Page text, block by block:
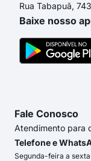
Rua Tabapuã,
Baixe nosso
Fale Conosco
Atendimento para
Telefone e
Segunda-feira a